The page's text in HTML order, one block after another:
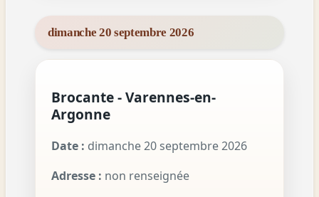
dimanche 20 septembre 2026
Brocante - Varennes-en-
Argonne
Date : dimanche 20 septembre 2026
Adresse : non renseignée